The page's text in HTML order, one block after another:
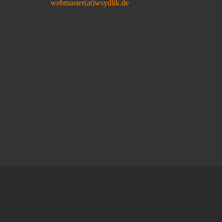
webmaster(at)wsydlik.de